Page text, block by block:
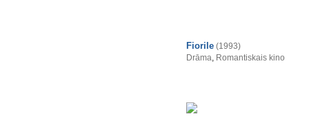
Fiorile (1993)
Drāma, Romantiskais kino